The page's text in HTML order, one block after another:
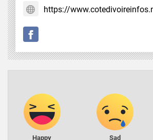
https://
Happy Sad